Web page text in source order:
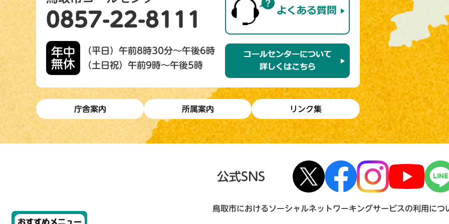
0857-22-8111
年中
無休
（平日）午前8時30分～午後6時
（土日祝）午前9時～午後5時
庁舎案内 所属案内 リンク集
公式SNS
鳥取市におけるソーシャルネットワーキングサービスの利用につ